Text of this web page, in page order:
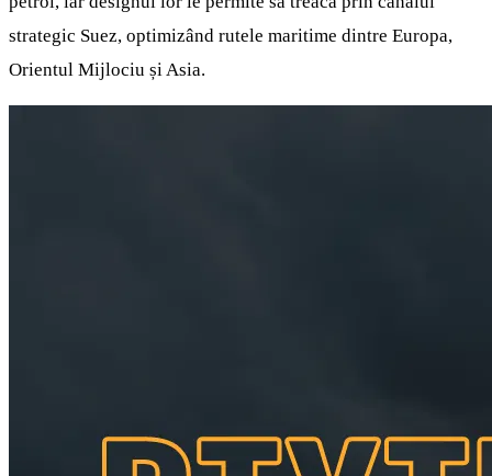
strategic Suez, optimizând rutele maritime dintre Europa,
Orientul Mijlociu și Asia.